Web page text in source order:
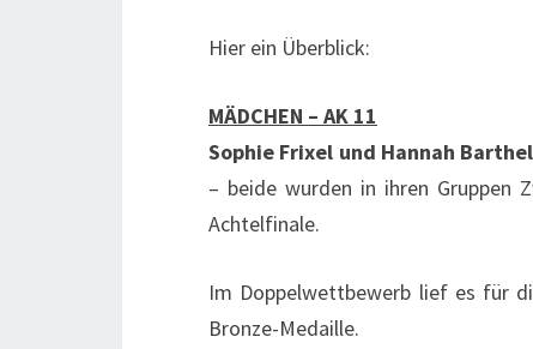
Hier ein Überblick:
MÄDCHEN – AK 11
Sophie Frixel und Hannah Barthel
– beide wurden in ihren Gruppen
Achtelfinale.
Im Doppelwettbewerb lief es für
Bronze-Medaille.